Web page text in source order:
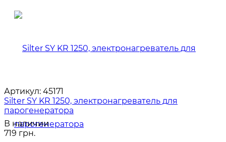
Артикул: 45171
Silter SY KR 1250, электронагреватель для
парогенератора
В наличии
719 грн.